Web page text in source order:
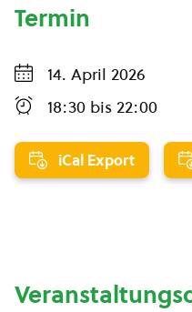
Termin
14. April 2026
18:30 bis 22:00
iCal Export